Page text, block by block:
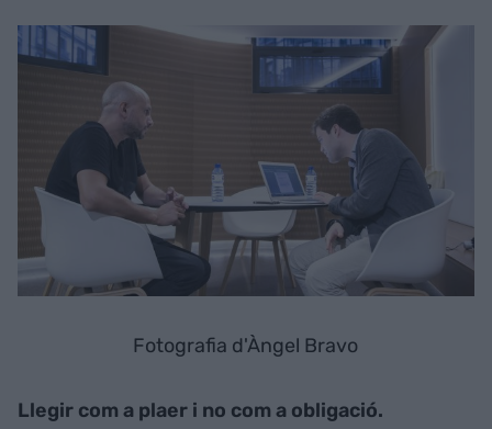
Fotografia d'Àngel Bravo
Llegir com a plaer i no com a obligació.